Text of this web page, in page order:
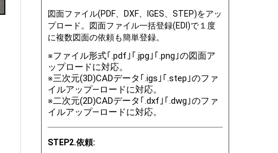
図面ファイル(PDF、DXF、IGES、STEP)をアッ
プロード。図面ファイル一括登録(EDI)で１度
に複数図面の依頼も簡単登録。
※ファイル形式｢.pdf｣｢.jpg｣｢.png｣の図面ア
ップロードに対応。
※三次元(3D)CADデータ｢.igs｣｢.step｣のファ
イルアップ―ロードに対応。
※二次元(2D)CADデータ｢.dxf｣｢.dwg｣のファ
イルアップ―ロードに対応。
STEP2.依頼: